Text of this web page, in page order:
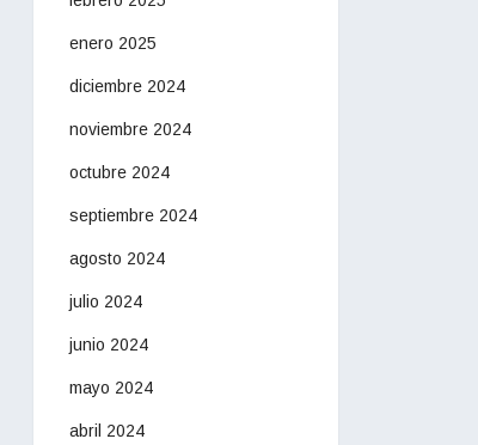
enero 2025
diciembre 2024
noviembre 2024
octubre 2024
septiembre 2024
agosto 2024
julio 2024
junio 2024
mayo 2024
abril 2024